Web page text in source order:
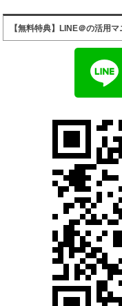
【無料特典】LINE＠の活用